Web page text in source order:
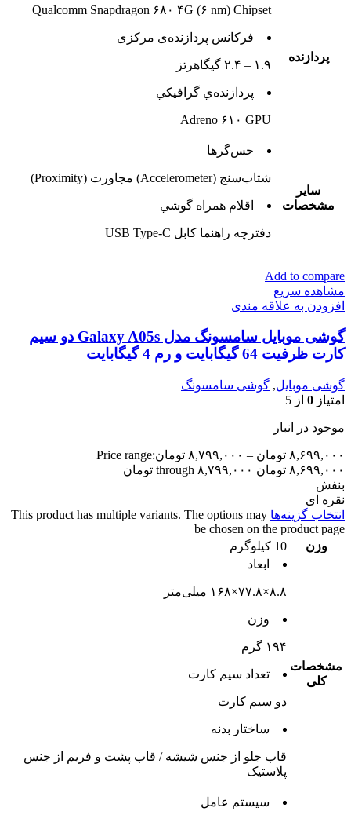
پردازنده
Qualcomm Snapdragon ۶۸۰ ۴G (۶ nm) Chipset
فرکانس پردازنده‌ی مرکزی
۱.۹ – ۲.۴ گیگاهرتز
پردازنده‌ي گرافيکي
Adreno ۶۱۰ GPU
ساير
مشخصات
حس‌گرها
شتاب‌سنج (Accelerometer) مجاورت (Proximity)
اقلام همراه گوشي
دفترچه‌ راهنما کابل USB Type-C
Add to compare
مشاهده سریع
افزودن به علاقه مندی
گوشی موبایل سامسونگ مدل Galaxy A05s دو سیم
کارت ظرفیت 64 گیگابایت و رم 4 گیگابایت
گوشی موبایل, گوشی سامسونگ
امتیاز 0 از 5
موجود در انبار
۸,۶۹۹,۰۰۰ تومان – ۸,۷۹۹,۰۰۰ تومانPrice range:
۸,۶۹۹,۰۰۰ تومان through ۸,۷۹۹,۰۰۰ تومان
بنفش
نقره ای
انتخاب گزینه‌ها This product has multiple variants. The options may
be chosen on the product page
وزن
10 کیلوگرم
مشخصات
کلی
ابعاد
۸.۸×۷۷.۸×۱۶۸ میلی‌متر
وزن
۱۹۴ گرم
تعداد سيم کارت
دو سيم کارت
ساختار بدنه
قاب جلو از جنس شیشه / قاب پشت و فریم از جنس
پلاستیک
سيستم عامل